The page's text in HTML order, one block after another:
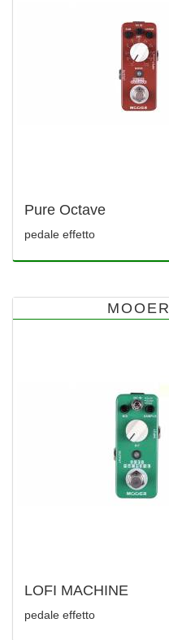
Pure Octave
pedale effetto
MOOER
LOFI MACHINE
pedale effetto